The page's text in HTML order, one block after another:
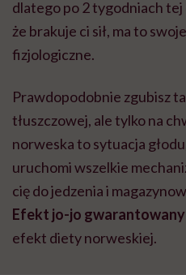
dlatego po 2 tygodniach
że brakuje ci sił, ma to
fizjologiczne.
Prawdopodobnie zgubisz
tłuszczowej, ale tylko na
norweska to sytuacja
uruchomi wszelkie
cię do jedzenia i
Efekt jo-jo gwarantowany
efekt diety norweskiej.